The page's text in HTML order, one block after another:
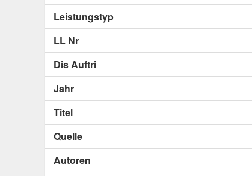
Leistungstyp
LL Nr
Dis Auftri
Jahr
Titel
Quelle
Autoren